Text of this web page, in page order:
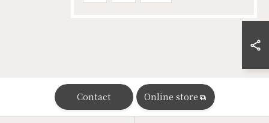
Contact Online store